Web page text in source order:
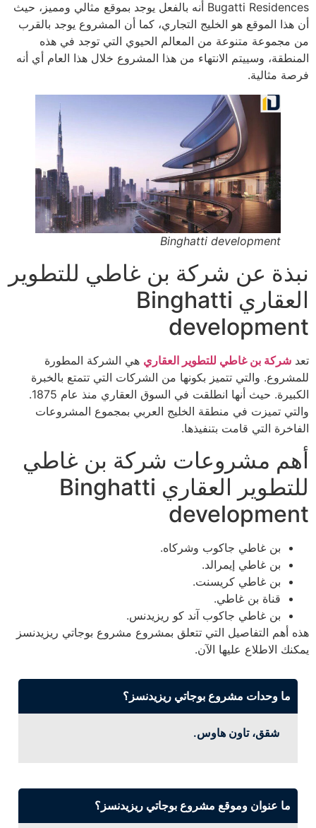
Bugatti Residences أنه بالفعل يوجد بموقع مثالي ومميز، حيث
أن هذا الموقع هو الخليج التجاري، كما أن المشروع يوجد بالقرب
من مجموعة متنوعة من المعالم الحيوي التي توجد في هذه
المنطقة، وسييتم الانتهاء من هذا المشروع خلال هذا العام أي أنه
فرصة مثالية.
Binghatti development
نبذة عن شركة بن غاطي للتطوير
العقاري Binghatti
development
تعد شركة بن غاطي للتطوير العقاري هي الشركة المطورة
للمشروع. والتي تتميز بكونها من الشركات التي تتمتع بالخبرة
الكبيرة. حيث أنها انطلقت في السوق العقاري منذ عام 1875.
والتي تميزت في منطقة الخليج العربي بمجموع المشروعات
الفاخرة التي قامت بتنفيذها.
أهم مشروعات شركة بن غاطي
للتطوير العقاري Binghatti
development
بن غاطي جاكوب وشركاه.
بن غاطي إيمرالد.
بن غاطي كريسنت.
قناة بن غاطي.
بن غاطي جاكوب آند كو ريزيدنس.
هذه أهم التفاصيل التي تتعلق بمشروع مشروع بوجاتي ريزيدنسز
يمكنك الاطلاع عليها الآن.
ما وحدات مشروع بوجاتي ريزيدنسز؟
شقق، تاون هاوس.
ما عنوان وموقع مشروع بوجاتي ريزيدنسز؟